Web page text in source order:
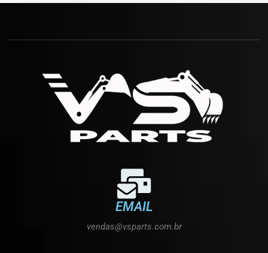
EMAIL
vendas@vsparts.com.br